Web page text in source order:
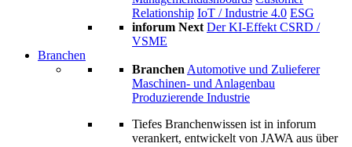
Relationship IoT / Industrie 4.0 ESG
inforum Next Der KI-Effekt CSRD /
VSME
Branchen
Branchen Automotive und Zulieferer
Maschinen- und Anlagenbau
Produzierende Industrie
Tiefes Branchenwissen ist in inforum
verankert, entwickelt von JAWA aus über